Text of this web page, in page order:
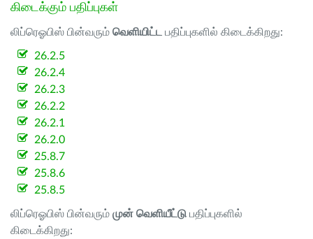
கிடைக்கும் பதிப்புகள்
லிப்ரெஓபிஸ் பின்வரும் வெளியிட்ட பதிப்புகளில் கிடைக்கிறது:
26.2.5
26.2.4
26.2.3
26.2.2
26.2.1
26.2.0
25.8.7
25.8.6
25.8.5
லிப்ரெஓபிஸ் பின்வரும் முன் வெளியீட்டு பதிப்புகளில்
கிடைக்கிறது: